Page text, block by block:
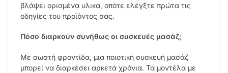
βλάψει ορισμένα υλικά, οπότε ελέγξτε πρώτα τις
οδηγίες του προϊόντος σας.
Πόσο διαρκούν συνήθως οι συσκευές μασάζ;
Με σωστή φροντίδα, μια ποιοτική συσκευή μασάζ
μπορεί να διαρκέσει αρκετά χρόνια. Τα μοντέλα με